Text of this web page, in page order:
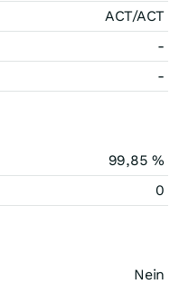
ACT/ACT
-
-
99,85 %
0
Nein